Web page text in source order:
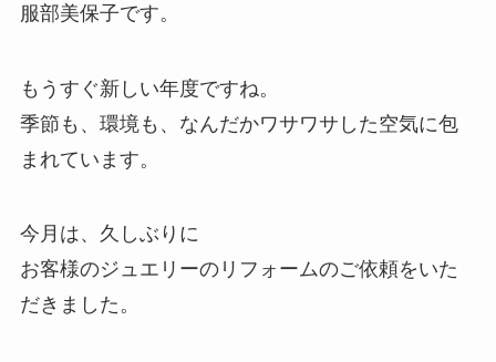
服部美保子です。
もうすぐ新しい年度ですね。
季節も、環境も、なんだかワサワサした空気に包
まれています。
今月は、久しぶりに
お客様のジュエリーのリフォームのご依頼をいた
だきました。